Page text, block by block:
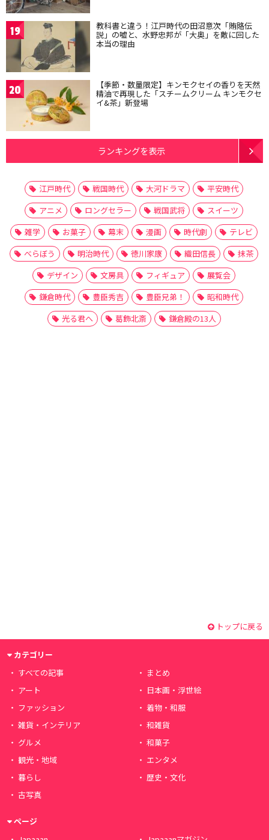
19 教科書と違う！江戸時代の田沼意次「賄賂伝
説」の嘘と、水野忠邦が「大奥」を敵に回した
本当の理由
20 【季節・数量限定】キンモクセイの香りを天然
精油で再現した「スチームクリーム キンモクセ
イ&茶」新登場
ランキングを表示
江戸時代 戦国時代 大河ドラマ
平安時代
アニメ
ロングセラー 戦国武将
スイーツ
雑学
お菓子 幕末 漫画 時代劇
テレビ
べらぼう
明治時代 徳川家康 織田信長
抹茶
デザイン
文房具 フィギュア
展覧会
鎌倉時代
豊臣秀吉 豊臣兄弟！
昭和時代
光る君へ
葛飾北斎 鎌倉殿の13人
トップに戻る
カテゴリー
すべての記事
まとめ
アート
日本画・浮世絵
ファッション
着物・和服
雑貨・インテリア
和雑貨
グルメ
和菓子
観光・地域
エンタメ
暮らし
歴史・文化
古写真
ページ